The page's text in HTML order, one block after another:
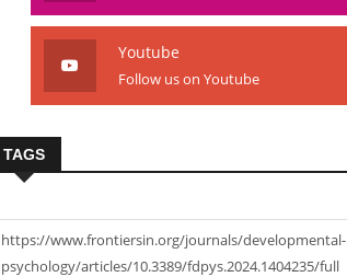
Youtube
Follow us on Youtube
TAGS
https://www.frontiersin.org/journals/developmental-
psychology/articles/10.3389/fdpys.2024.1404235/full